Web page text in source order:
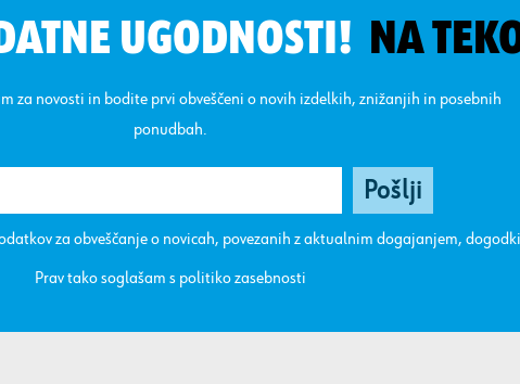
UGODNOSTI! NA
za novosti in bodite prvi obveščeni o novih izdelkih, znižanjih in posebnih
ponudbah.
za obveščanje o novicah, povezanih z aktualnim dogajanjem,
Prav tako soglašam s politiko zasebnosti